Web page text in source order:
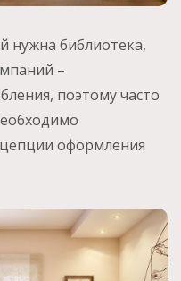
нужна библиотека,
–
поэтому часто
оформления